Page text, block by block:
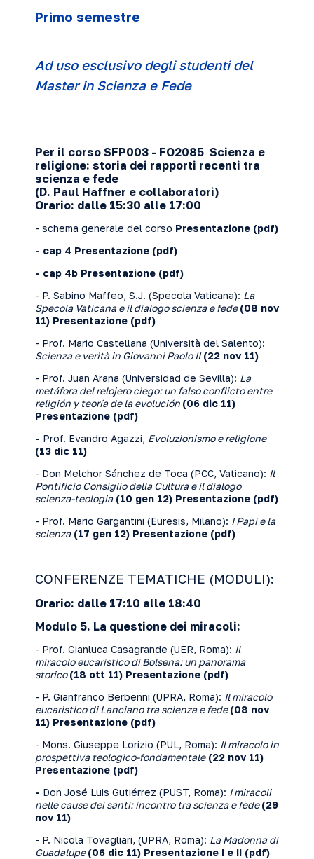
Primo semestre
Ad uso esclusivo degli studenti del
Master in Scienza e Fede
Per il corso SFP003 - FO2085 Scienza e
religione: storia dei rapporti recenti tra
scienza e fede
(D. Paul Haffner e collaboratori)
Orario: dalle 15:30 alle 17:00
- schema generale del corso Presentazione (pdf)
- cap 4 Presentazione (pdf)
- cap 4b Presentazione (pdf)
- P. Sabino Maffeo, S.J. (Specola Vaticana): La
Specola Vaticanae il dialogo scienza e fede(08 nov
11) Presentazione (pdf)
- Prof. Mario Castellana (Università del Salento):
Scienza e verità in Giovanni Paolo II (22 nov 11)
- Prof. Juan Arana (Universidad de Sevilla): La
metáfora del relojero ciego: un falso conflicto entre
religión y teoría de la evolución (06 dic 11)
Presentazione (pdf)
- Prof. Evandro Agazzi, Evoluzionismo e religione
(13 dic 11)
- Don Melchor Sánchez de Toca (PCC, Vaticano): Il
Pontificio Consiglio della Cultura e il dialogo
scienza-teologia(10 gen 12) Presentazione (pdf)
- Prof. Mario Gargantini (Euresis, Milano): I Papi e la
scienza (17 gen 12) Presentazione (pdf)
CONFERENZE TEMATICHE (MODULI):
Orario: dalle 17:10 alle 18:40
Modulo 5. La questione dei miracoli:
- Prof. Gianluca Casagrande (UER, Roma): Il
miracolo eucaristico di Bolsena: un panorama
storico(18 ott 11) Presentazione (pdf)
- P. Gianfranco Berbenni (UPRA, Roma): Il miracolo
eucaristico di Lanciano tra scienza e fede (08 nov
11) Presentazione (pdf)
- Mons. Giuseppe Lorizio (PUL, Roma): Il miracolo in
prospettiva teologico-fondamentale (22 nov 11)
Presentazione (pdf)
- Don José Luis Gutiérrez (PUST, Roma): I miracoli
nelle cause dei santi: incontro tra scienza e fede(29
nov 11)
- P. Nicola Tovagliari, (UPRA, Roma): La Madonna di
Guadalupe(06 dic 11) Presentazione I e II (pdf)